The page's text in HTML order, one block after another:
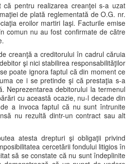
că pentru realizarea creanţei s-a uzat
de plată reglementată de O.G. nr.
eroilor martiri Iaşi. Facturile emise
comun nu au fost confirmate de către
creanţă a creditorului în cadrul căruia
şi nici stabilirea responsabilităţilor
poate ignora faptul că din moment ce
ce i se pretinde şi că prestaţia s-a
Neprezentarea debitorului la termenul
cu această ocazie, nu-l decade din
a invoca faptul că nu sunt întrunite
nu rezultă dintr-un contract sau alt
atesta drepturi şi obligaţii privind
cercetării fondului litigios în
să se constate că nu sunt îndeplinite